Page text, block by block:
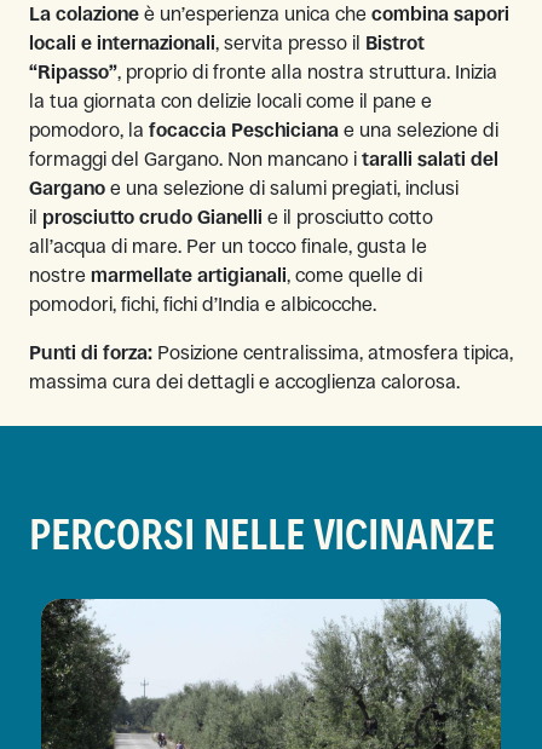
La colazione è un’esperienza unica che combina sapori
locali e internazionali, servita presso il Bistrot
“Ripasso”, proprio di fronte alla nostra struttura. Inizia
la tua giornata con delizie locali come il pane e
pomodoro, la focaccia Peschiciana e una selezione di
formaggi del Gargano. Non mancano i taralli salati del
Gargano e una selezione di salumi pregiati, inclusi
il prosciutto crudo Gianelli e il prosciutto cotto
all’acqua di mare. Per un tocco finale, gusta le
nostre marmellate artigianali, come quelle di
pomodori, fichi, fichi d’India e albicocche.
Punti di forza: Posizione centralissima, atmosfera tipica,
massima cura dei dettagli e accoglienza calorosa.
PERCORSI NELLE VICINANZE